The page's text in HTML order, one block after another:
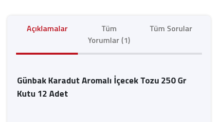
Açıklamalar
Tüm
Yorumlar (1)
Tüm Sorular
Günbak Karadut Aromalı İçecek Tozu 250 Gr
Kutu 12 Adet